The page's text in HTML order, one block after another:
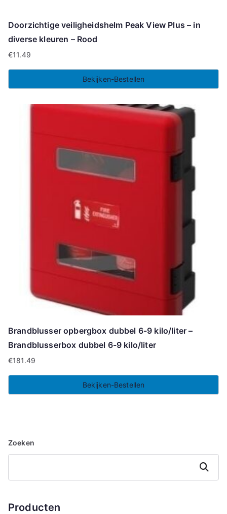
Doorzichtige veiligheidshelm Peak View Plus – in
diverse kleuren – Rood
€11.49
Bekijken-Bestellen
Brandblusser opbergbox dubbel 6-9 kilo/liter –
Brandblusserbox dubbel 6-9 kilo/liter
€181.49
Bekijken-Bestellen
Zoeken
Zoeken
Producten